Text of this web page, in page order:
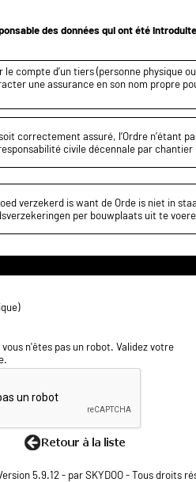
des données qui ont été
compte d’un tiers (personne physique
une assurance en son nom propre
correctement assuré, l’Ordre n’étant
civile décennale par chantier
verzekerd is want de Orde is niet in
per bouwplaats uit te
n'êtes pas un robot. Validez votre
5.9.12 - par SKYDOO - Tous droits